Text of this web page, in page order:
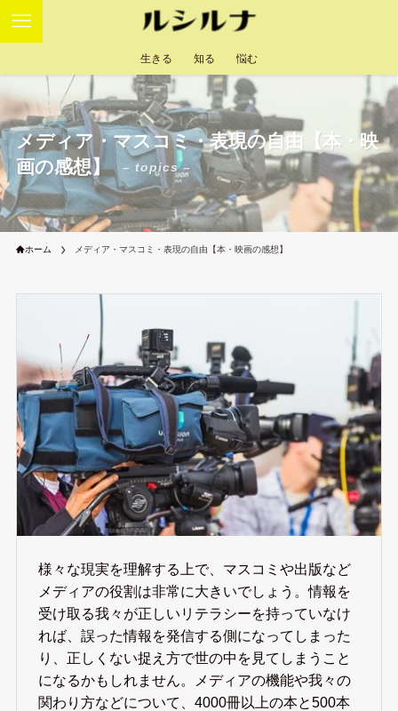
生きる 知る 悩む
メディア・マスコミ・表現の自由【本・映
画の感想】
– topics –
ホーム メディア・マスコミ・表現の自由【本・映画の感想】
様々な現実を理解する上で、マスコミや出版など
メディアの役割は非常に大きいでしょう。情報を
受け取る我々が正しいリテラシーを持っていなけ
れば、誤った情報を発信する側になってしまった
り、正しくない捉え方で世の中を見てしまうこと
になるかもしれません。メディアの機能や我々の
関わり方などについて、4000冊以上の本と500本